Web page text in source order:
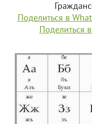
Поделиться в
Поделиться